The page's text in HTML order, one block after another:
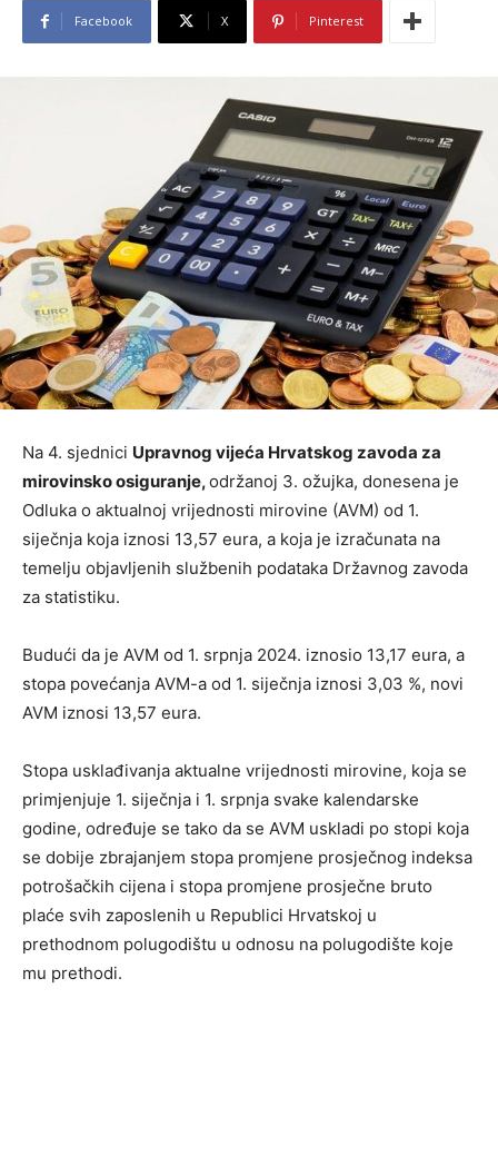
Facebook X Pinterest
Na 4. sjednici Upravnog vijeća Hrvatskog zavoda za
mirovinsko osiguranje,održanoj 3. ožujka, donesena je
Odluka o aktualnoj vrijednosti mirovine (AVM) od 1.
siječnja koja iznosi 13,57 eura, a koja je izračunata na
temelju objavljenih službenih podataka Državnog zavoda
za statistiku.
Budući da je AVM od 1. srpnja 2024. iznosio 13,17 eura, a
stopa povećanja AVM-a od 1. siječnja iznosi 3,03 %, novi
AVM iznosi 13,57 eura.
Stopa usklađivanja aktualne vrijednosti mirovine, koja se
primjenjuje 1. siječnja i 1. srpnja svake kalendarske
godine, određuje se tako da se AVM uskladi po stopi koja
se dobije zbrajanjem stopa promjene prosječnog indeksa
potrošačkih cijena i stopa promjene prosječne bruto
plaće svih zaposlenih u Republici Hrvatskoj u
prethodnom polugodištu u odnosu na polugodište koje
mu prethodi.